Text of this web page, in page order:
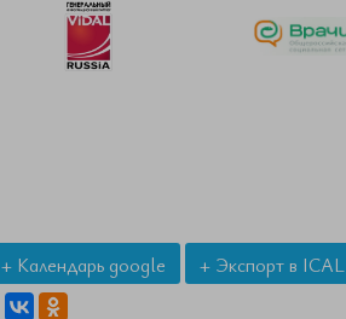
+ Календарь google + Экспорт в ICAL